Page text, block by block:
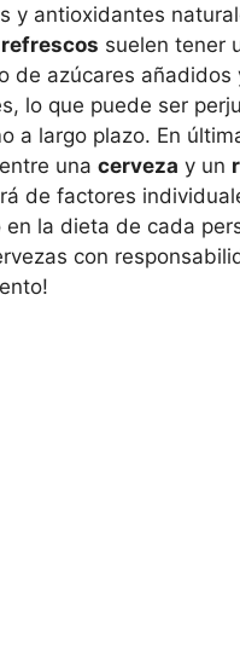
y antioxidantes
refrescos suelen tener
de azúcares añadidos
lo que puede ser
a largo plazo. En
una cerveza y un
de factores
en la dieta de cada
con